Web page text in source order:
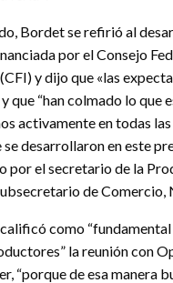
Bordet se refirió al
por el Consejo
y dijo que «las
que “han colmado lo que
activamente en todas
se desarrollaron en este
por el secretario de la
de Comercio,
calificó como
la reunión con
“porque de esa manera